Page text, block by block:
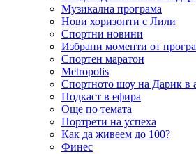
Музикална програма
Нови хоризонти с Лили
Спортни новини
Избрани моменти от
Спортен маратон
Metropolis
Спортното шоу на Дарик в
Подкаст в ефира
Още по темата
Портрети на успеха
Как да живеем до 100?
Финес